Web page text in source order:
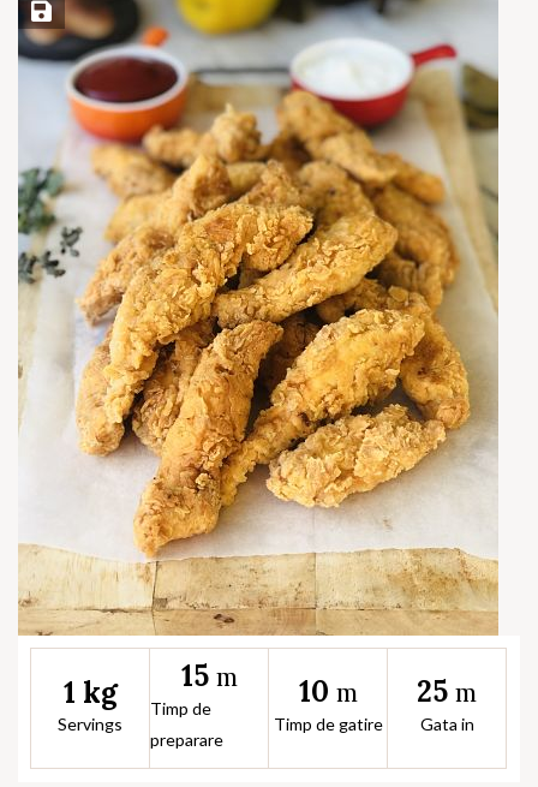
Save Recipe
1 kg
Servings
15 m
Timp de
preparare
10 m
Timp de gatire
25 m
Gata in